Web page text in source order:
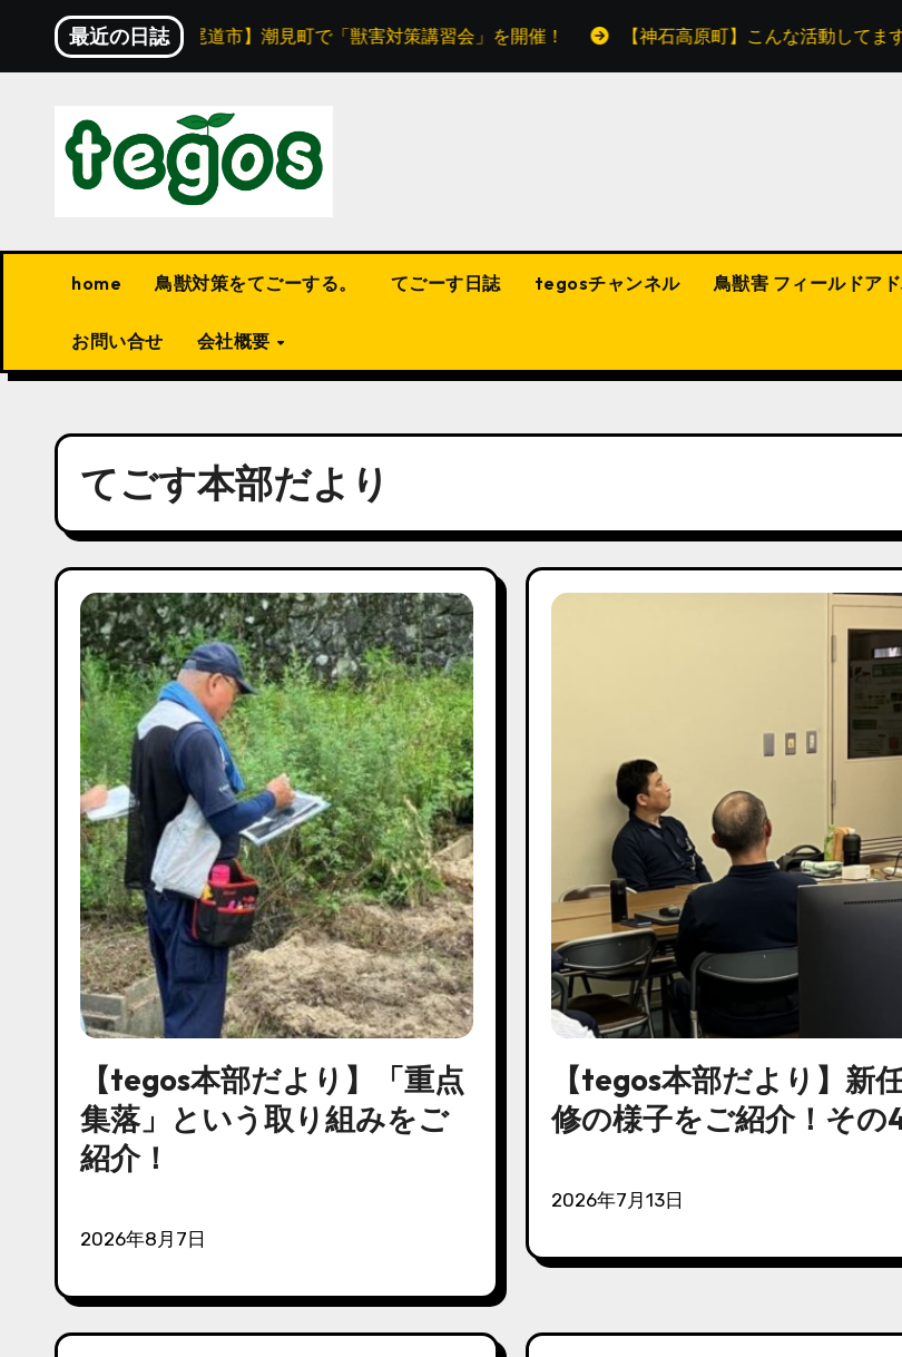
を
最近の日誌
【尾道市】潮見町で「獣害対策講習会」を開催！ 【神石高原町】こんな活動してます！tegosチャン
home 鳥獣対策をてごーする。 てごーす日誌 tegosチャンネル 鳥獣害 フィールドア
お問い合せ 会社概要
てごす本部だより
【tegos本部だより】「重点
集落」という取り組みをご
紹介！
2026年8月7日
【tegos本部だより】新
修の様子をご紹介！その
2026年7月13日